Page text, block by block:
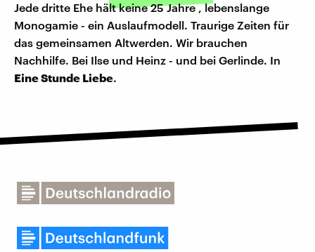
Jede dritte Ehe hält keine 25 Jahre , lebenslange
Monogamie - ein Auslaufmodell. Traurige Zeiten für
das gemeinsamen Altwerden. Wir brauchen
Nachhilfe. Bei Ilse und Heinz - und bei Gerlinde. In
Eine Stunde Liebe.